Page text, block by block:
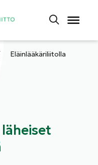
Eläinlääkäriliitolla